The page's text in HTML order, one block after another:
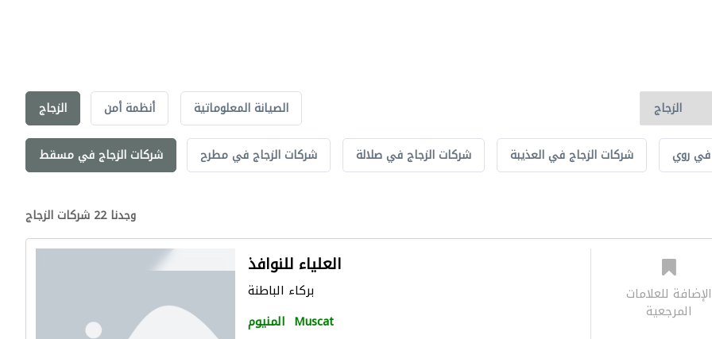
الزجاج أنظمة أمن الصيانة المعلوماتية
شركات الزجاج في مسقط شركات الزجاج في مطرح شركات الزجاج في صلالة شركات الزجاج في العذيبة في روي
وجدنا 22 شركات الزجاج
العلياء للنوافذ
بركاء الباطنة
المنيوم Muscat
الإضافة للعلامات
المرجعية